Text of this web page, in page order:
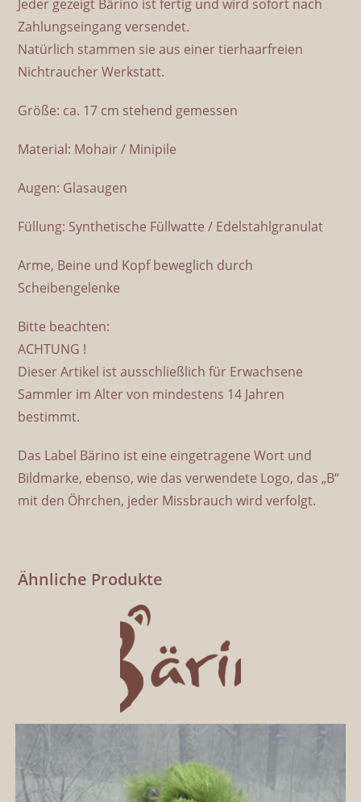
Jeder gezeigt Bärino ist fertig und wird sofort nach
Zahlungseingang versendet.
Natürlich stammen sie aus einer tierhaarfreien
Nichtraucher Werkstatt.
Größe: ca. 17 cm stehend gemessen
Material: Mohair / Minipile
Augen: Glasaugen
Füllung: Synthetische Füllwatte / Edelstahlgranulat
Arme, Beine und Kopf beweglich durch
Scheibengelenke
Bitte beachten:
ACHTUNG !
Dieser Artikel ist ausschließlich für Erwachsene
Sammler im Alter von mindestens 14 Jahren
bestimmt.
Das Label Bärino ist eine eingetragene Wort und
Bildmarke, ebenso, wie das verwendete Logo, das „B“
mit den Öhrchen, jeder Missbrauch wird verfolgt.
Ähnliche Produkte